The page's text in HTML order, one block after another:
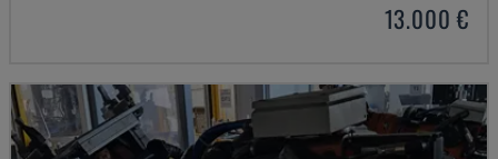
13.000 €